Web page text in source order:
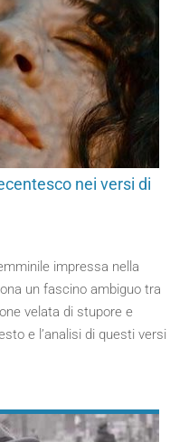
nei versi di
impressa nella
un fascino ambiguo tra
velata di stupore e
e l’analisi di questi versi